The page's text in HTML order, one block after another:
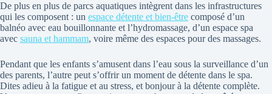
De plus en plus de parcs aquatiques intègrent dans les infrastructures
qui les composent : un espace détente et bien-être composé d’un
balnéo avec eau bouillonnante et l’hydromassage, d’un espace spa
avec sauna et hammam, voire même des espaces pour des massages.
Pendant que les enfants s’amusent dans l’eau sous la surveillance d’un
des parents, l’autre peut s’offrir un moment de détente dans le spa.
Dites adieu à la fatigue et au stress, et bonjour à la détente complète.